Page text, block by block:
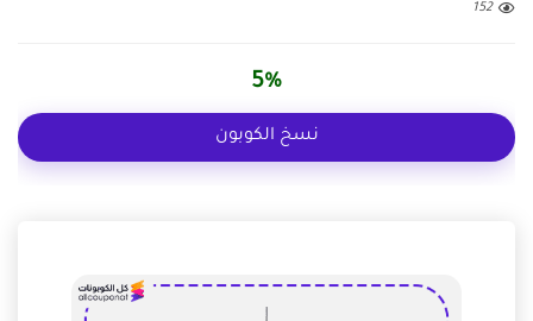
152
5%
نسخ الكوبون